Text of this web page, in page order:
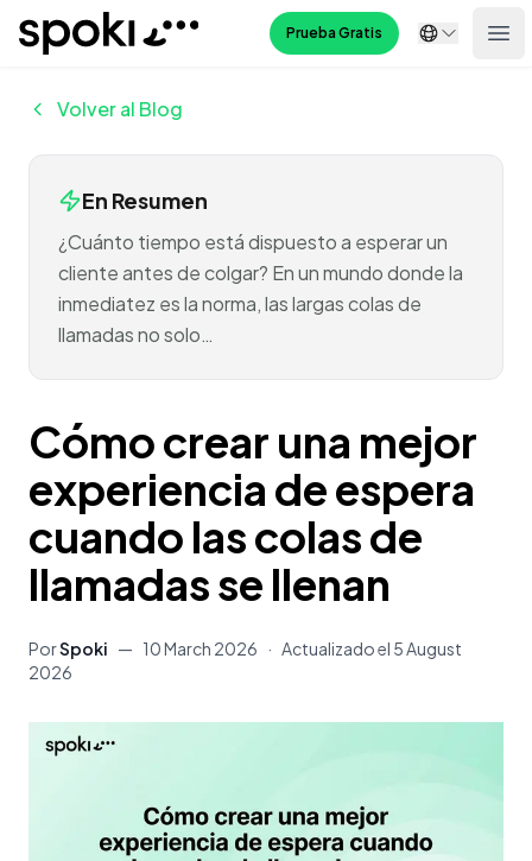
Spoki Prueba Gratis
Volver al Blog
En Resumen
¿Cuánto tiempo está dispuesto a esperar un
cliente antes de colgar? En un mundo donde la
inmediatez es la norma, las largas colas de
llamadas no solo…
Cómo crear una mejor
experiencia de espera
cuando las colas de
llamadas se llenan
PorSpoki — 10 March 2026 · Actualizado el 5 August
2026